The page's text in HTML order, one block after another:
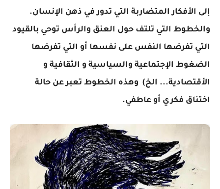
إلى الأفكار المتضاربة التي تدور في ذهن الإنسان.
والخطوط التي تلتف حول العنق والرأس توحي بالقيود
التي تفرضها النفس على نفسها أو التي تفرضها
الضغوط الإجتماعية والسياسية و الثقافية و
الأقتصادية... الخ) وهذه الخطوط تعبر عن حالة
اختناق فكري أو عاطفي.